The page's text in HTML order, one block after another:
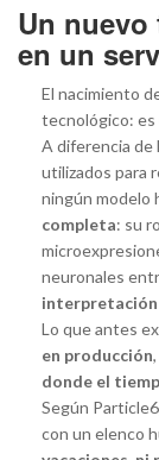
Un
en un
El nacimiento
tecnológico:
A diferencia de
utilizados para
ningún modelo
completa: su
neuronales
interpretación
Lo que antes
en producción
donde el
Según
con un elenco